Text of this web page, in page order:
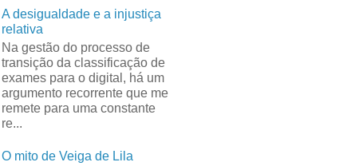
A desigualdade e a injustiça
relativa
Na gestão do processo de
transição da classificação de
exames para o digital, há um
argumento recorrente que me
remete para uma constante
re...
O mito de Veiga de Lila